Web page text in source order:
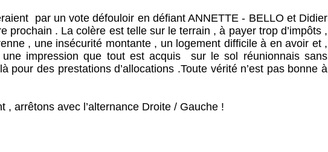
par un vote défouloir en défiant ANNETTE - BELLO et Didier
prochain . La colère est telle sur le terrain , à payer trop d’impôts ,
, une insécurité montante , un logement difficile à en avoir et ,
une impression que tout est acquis sur le sol réunionnais sans
pour des prestations d’allocations .Toute vérité n’est pas bonne à
arrêtons avec l’alternance Droite / Gauche !